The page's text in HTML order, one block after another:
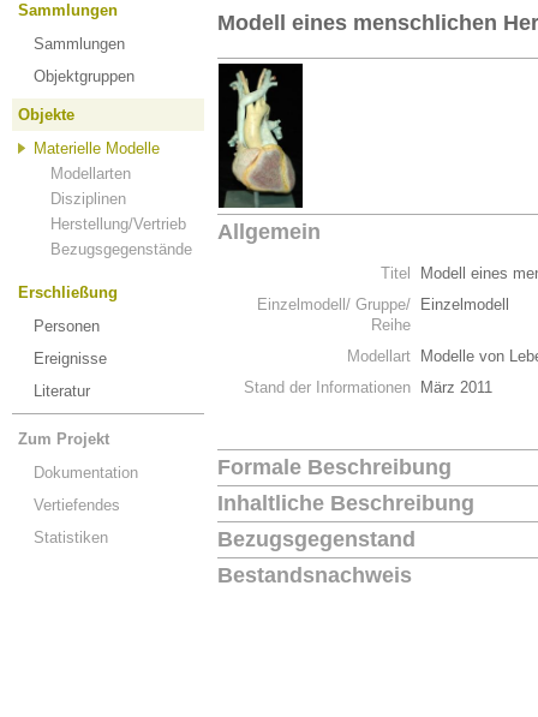
Sammlungen
Sammlungen
Objektgruppen
Objekte
Materielle Modelle
Modellarten
Disziplinen
Herstellung/Vertrieb
Bezugsgegenstände
Erschließung
Personen
Ereignisse
Literatur
Zum Projekt
Dokumentation
Vertiefendes
Statistiken
Modell eines menschlichen
Allgemein
Titel
Modell eines
Einzelmodell/ Gruppe/
Reihe
Einzelmodell
Modellart
Modelle von
Stand der Informationen
März 2011
Formale Beschreibung
Inhaltliche Beschreibung
Bezugsgegenstand
Bestandsnachweis